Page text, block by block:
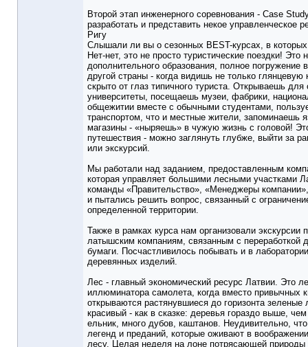
Второй этап инженерного соревнования - Case
разработать и представить некое управленческое
Ригу
Слышали ли вы о сезонных BEST-курсах, в
Нет-нет, это не просто туристические поездки!
дополнительного образования, полное погружение
другой страны - когда видишь не только глянцевую
скрыто от глаз типичного туриста. Открываешь для
университеты, посещаешь музеи, фабрики,
общежитии вместе с обычными студентами,
транспортом, что и местные жители, запоминаешь
магазины - «ныряешь» в чужую жизнь с головой!
путешествия - можно заглянуть глубже, выйти за
или экскурсий.
Мы работали над заданием, предоставленным
которая управляет большими лесными участками
команды «Правительство», «Менеджеры
и пытались решить вопрос, связанный с
определенной территории.
Также в рамках курса нам организовали экскурсии
латышским компаниям, связанным с переработкой
бумаги. Посчастливилось побывать и в
деревянных изделий.
Лес - главный экономический ресурс Латвии. Это
иллюминатора самолета, когда вместо привычных
открываются растянувшиеся до горизонта зеленые
красивый - как в сказке: деревья гораздо выше,
ельник, много дубов, каштанов. Неудивительно,
легенд и преданий, которые оживают в
лесу. Целая неделя на лоне потрясающей природы